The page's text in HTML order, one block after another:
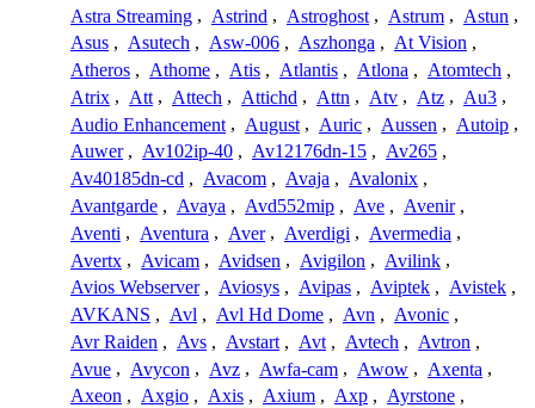
Astra Streaming , Astrind , Astroghost , Astrum , Astun ,
Asus , Asutech , Asw-006 , Aszhonga , At Vision ,
Atheros , Athome , Atis , Atlantis , Atlona , Atomtech ,
Atrix , Att , Attech , Attichd , Attn , Atv , Atz , Au3 ,
Audio Enhancement , August , Auric , Aussen , Autoip ,
Auwer , Av102ip-40 , Av12176dn-15 , Av265 ,
Av40185dn-cd , Avacom , Avaja , Avalonix ,
Avantgarde , Avaya , Avd552mip , Ave , Avenir ,
Aventi , Aventura , Aver , Averdigi , Avermedia ,
Avertx , Avicam , Avidsen , Avigilon , Avilink ,
Avios Webserver , Aviosys , Avipas , Aviptek , Avistek ,
AVKANS , Avl , Avl Hd Dome , Avn , Avonic ,
Avr Raiden , Avs , Avstart , Avt , Avtech , Avtron ,
Avue , Avycon , Avz , Awfa-cam , Awow , Axenta ,
Axeon , Axgio , Axis , Axium , Axp , Ayrstone ,